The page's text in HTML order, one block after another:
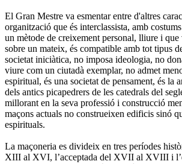
El Gran Mestre va esmentar entre d'altres
organització que és interclassista, amb
un mètode de creixement personal, lliure i
sobre un mateix, és compatible amb tot tipus
societat iniciàtica, no imposa ideologia, no
viure com un ciutadà exemplar, no admet
espiritual, és una societat de pensament, és la
dels antics picapedrers de les catedrals del
millorant en la seva professió i construcció
maçons actuals no construeixen edificis sinó
espirituals.
La maçoneria es divideix en tres períodes
XIII al XVI, l’acceptada del XVII al XVIII i